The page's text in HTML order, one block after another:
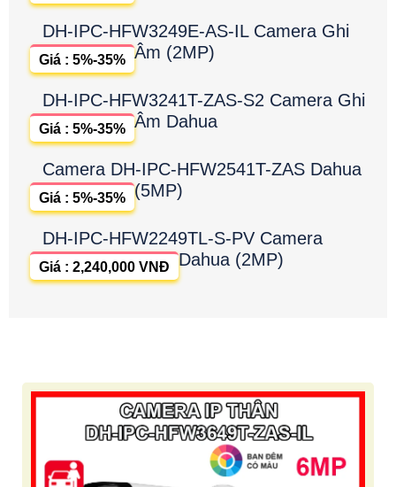
DH-IPC-HFW3249E-AS-IL Camera Ghi
Âm (2MP)
Giá : 5%-35%
DH-IPC-HFW3241T-ZAS-S2 Camera Ghi
Âm Dahua
Giá : 5%-35%
Camera DH-IPC-HFW2541T-ZAS Dahua
(5MP)
Giá : 5%-35%
DH-IPC-HFW2249TL-S-PV Camera
Dahua (2MP)
Giá : 2,240,000 VNĐ